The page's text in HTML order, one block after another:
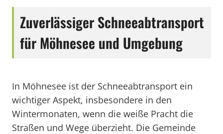
Zuverlässiger Schneeabtransport
für Möhnesee und Umgebung
In Möhnesee ist der Schneeabtransport ein
wichtiger Aspekt, insbesondere in den
Wintermonaten, wenn die weiße Pracht die
Straßen und Wege überzieht. Die Gemeinde